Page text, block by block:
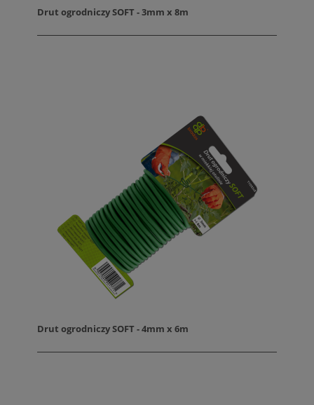
Drut ogrodniczy SOFT - 3mm x 8m
Drut ogrodniczy SOFT - 4mm x 6m